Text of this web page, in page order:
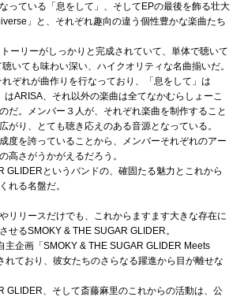
っている「息をして」、そしてEPの最後を飾る壮大
」と、それぞれ趣向の違う個性豊かな楽曲たち
ーリーがしっかりと完成されていて、単体で聴いて
いても味わい深い、ハイクオリティな名曲揃いだ。
ぞれが曲作りを行なっており、「息をして」は
はARISA、それ以外の楽曲は全てなかむらしょーこ
だ。メンバー３人が、それぞれ楽曲を制作すること
がり、とても聴き応えのある音源となっている。
度を誇っていることから、メンバーそれぞれのアー
高さがうかがえるだろう。
GLIDERというバンドの、確固たる魅力とこれから
れる名盤だ。
リリースだけでも、これからますます大きな存在に
せるSMOKY & THE SUGAR GLIDER。
企画「SMOKY & THE SUGAR GLIDER Meets
れており、彼女たちのさらなる躍進から目が離せな
GLIDER、そして斎藤麻里のこれからの活動は、公